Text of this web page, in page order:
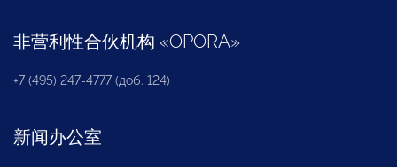
非营利性合伙机构 «OPORA»
+7 (495) 247-4777 (доб. 124)
新闻办公室